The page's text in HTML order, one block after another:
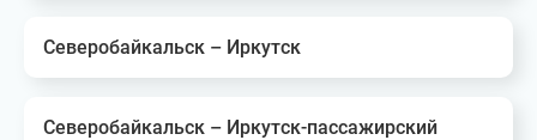
Северобайкальск – Иркутск
Северобайкальск – Иркутск-пассажирский